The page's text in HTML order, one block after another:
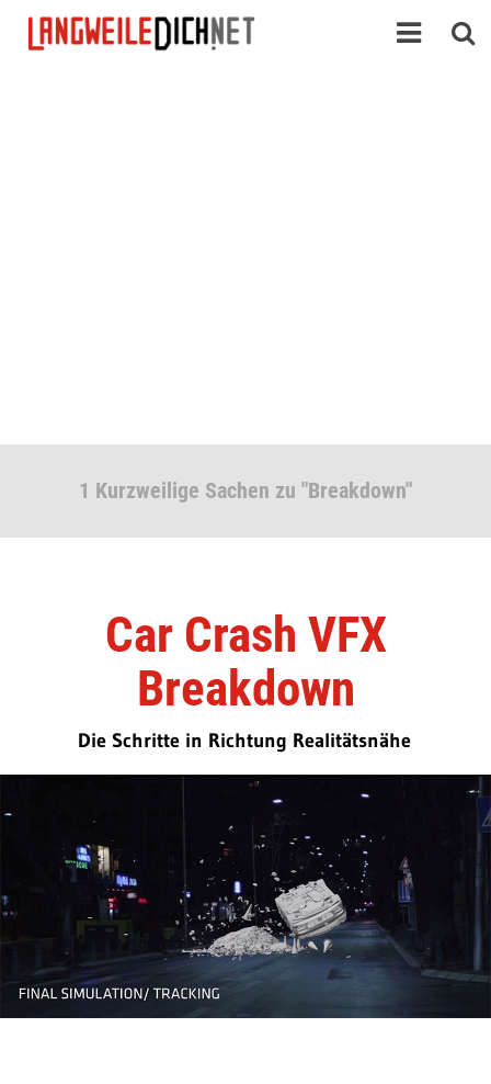
1 Kurzweilige Sachen zu "Breakdown"
Car Crash VFX
Breakdown
Die Schritte in Richtung Realitätsnähe